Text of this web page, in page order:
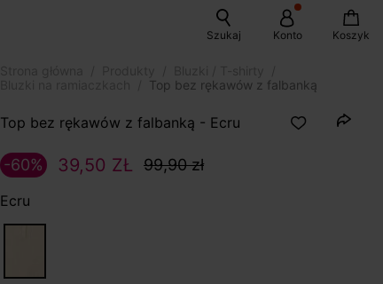
Szukaj Konto Koszyk
Top bez rękawów z falbanką
Top bez rękawów z falbanką - Ecru
39,50 ZŁ 99,90 zł
-60%
Ecru